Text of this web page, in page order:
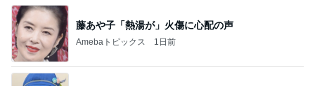
藤あや子「熱湯が」火傷に心配の声
Amebaトピックス 1日前